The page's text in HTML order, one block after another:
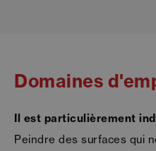
Domaines
Il est particulièrement
Peindre des surfaces qui